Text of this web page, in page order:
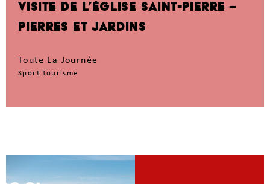
VISITE DE L’ÉGLISE SAINT-PIERRE –
PIERRES ET JARDINS
Toute La Journée
Sport Tourisme